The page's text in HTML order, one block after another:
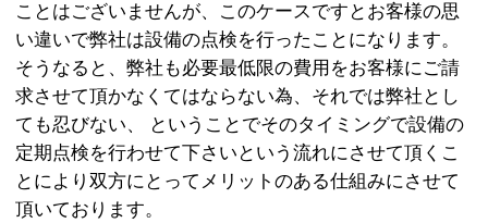
ことはございませんが、このケースですとお客様の思
い違いで弊社は設備の点検を行ったことになります。
そうなると、弊社も必要最低限の費用をお客様にご請
求させて頂かなくてはならない為、それでは弊社とし
ても忍びない、 ということでそのタイミングで設備の
定期点検を行わせて下さいという流れにさせて頂くこ
とにより双方にとってメリットのある仕組みにさせて
頂いております。